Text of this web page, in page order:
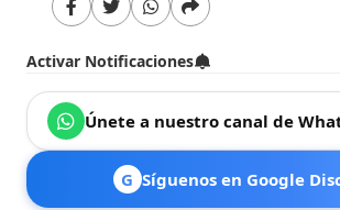
Activar Notificaciones
Únete a nuestro canal de
G Síguenos en Google